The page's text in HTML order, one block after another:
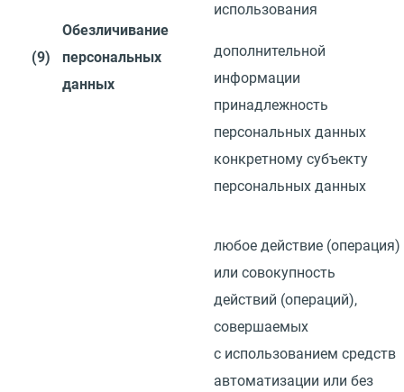
(9)
Обезличивание
персональных
данных
использования
дополнительной
информации
принадлежность
персональных данных
конкретному субъекту
персональных данных
любое действие (операция)
или совокупность
действий (операций),
совершаемых
с использованием средств
автоматизации или без